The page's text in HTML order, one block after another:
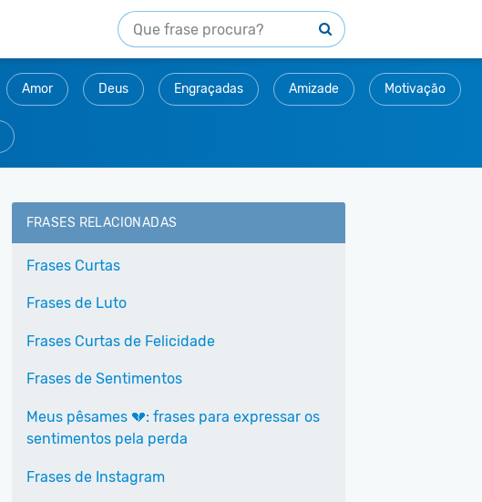
Amor Deus Engraçadas Amizade Motivação
FRASES RELACIONADAS
Frases Curtas
Frases de Luto
Frases Curtas de Felicidade
Frases de Sentimentos
Meus pêsames 💔: frases para expressar os
sentimentos pela perda
Frases de Instagram